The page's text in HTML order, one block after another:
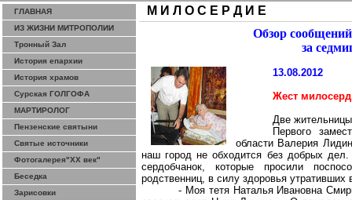
ГЛАВНАЯ
ИЗ ЖИЗНИ МИТРОПОЛИИ
Тронный Зал
История епархии
История храмов
Сурская ГОЛГОФА
МАРТИРОЛОГ
Пензенские святыни
Святые источники
Фотогалерея"ХХ век"
Беседка
Зарисовки
М И Л О С Е Р Д И Е
Обзор
за
13.08.2012
Жест
Две
Первого
области Валерия
наш город не обходится без добрых
сердобчанок, которые просили
родственниц, в силу здоровья утративших
- Моя тетя Наталья Ивановна